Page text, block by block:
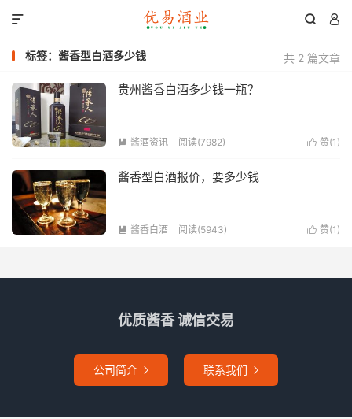
 

共 2 篇文章
标签：酱香型白酒多少钱
贵州酱香白酒多少钱一瓶？
 赞(1 )
 酱酒资讯 阅读(7982)
酱香型白酒报价，要多少钱
 赞(1 )
 酱香白酒 阅读(5943)
优质酱香 诚信交易
公司简介  联系我们 